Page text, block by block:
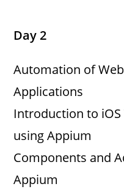
Day 2
Automation of
Applications
Introduction to
using Appium
Components and
Appium